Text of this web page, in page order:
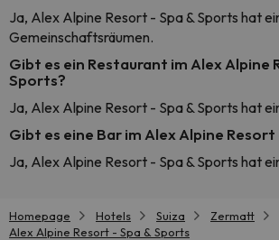
Ja, Alex Alpine Resort - Spa & Sports hat
Gemeinschaftsräumen.
Gibt es ein Restaurant im Alex Alpine
Sports?
Ja, Alex Alpine Resort - Spa & Sports hat
Gibt es eine Bar im Alex Alpine Resort
Ja, Alex Alpine Resort - Spa & Sports hat
Homepage Hotels Suiza
Zermatt
Alex Alpine Resort - Spa & Sports